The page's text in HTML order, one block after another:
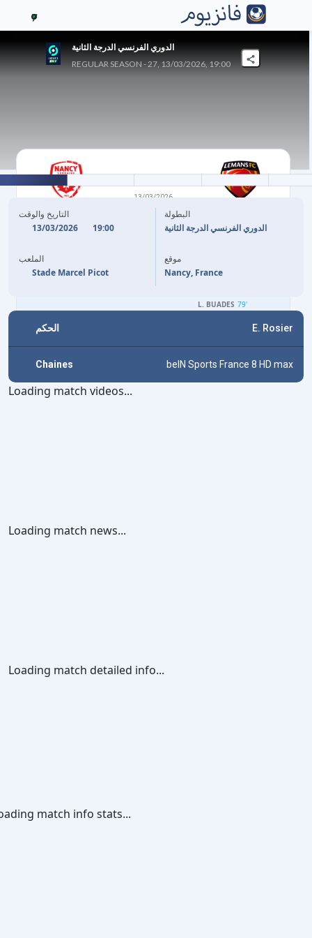
7
الدوري الفرنسي الدرجة الثانية
REGULAR SEASON - 27, 13/03/2026, 19:00
نانسي
13/03/2026
90' W. BOUABDELLI
A. RABILLARD
L. BUADES 79'
التاريخ والوقت
13/03/2026
19:00
الملعب
Stade Marcel Picot
البطولة
الدوري الفرنسي الدرجة الثانية
موقع
Nancy, France
الحكم E. Rosier
Chaines beIN Sports France 8 HD max
Loading match videos...
Loading match news...
Loading match detailed info...
match info stats...